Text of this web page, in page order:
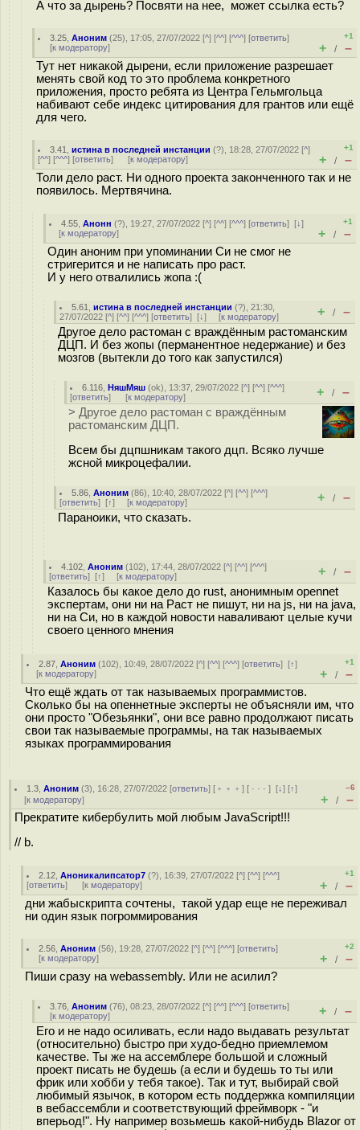
А что за дырень? Посвяти на нее, может ссылка есть?
3.25 ,Аноним (25), 17:05, 27/07/2022 [^] [^^] [^^^] [ответить]
[к модератору]
+1
+ / –
Тут нет никакой дырени, если приложение разрешает
менять свой код то это проблема конкретного
приложения, просто ребята из Центра Гельмгольца
набивают себе индекс цитирования для грантов или ещё
для чего.
3.41 ,истина в последней инстанции (?), 18:28, 27/07/2022 [^]
[^^] [^^^] [ответить] [к модератору]
+1
+ / –
Толи дело раст. Ни одного проекта законченного так и не
появилось. Мертвячина.
4.55 ,Анонн (?), 19:27, 27/07/2022 [^] [^^] [^^^] [ответить][↓]
[к модератору]
+1
+ / –
Один аноним при упоминании Си не смог не
стригерится и не написать про раст.
И у него отвалились жoпа :(
5.61 ,истина в последней инстанции (?), 21:30,
27/07/2022 [^] [^^] [^^^] [ответить] [↓] [к модератору] + / –
Другое дело растоман с враждённым растоманским
ДЦП. И без жопы (перманентное недержание) и без
мозгов (вытекли до того как запустился)
6.116 ,НяшМяш (ok), 13:37, 29/07/2022 [^] [^^] [^^^]
[ответить] [к модератору] + / –
> Другое дело растоман с враждённым
растоманским ДЦП.
Всем бы дцпшникам такого дцп. Всяко лучше
жсной микроцефалии.
5.86 ,Аноним (86), 10:40, 28/07/2022 [^] [^^] [^^^]
[ответить] [↑] [к модератору] + / –
Параноики, что сказать.
4.102 ,Аноним (102), 17:44, 28/07/2022 [^] [^^] [^^^]
[ответить] [↑] [к модератору] + / –
Казалось бы какое дело до rust, анонимным opennet
экспертам, они ни на Раст не пишут, ни на js, ни на java,
ни на Си, но в каждой новости наваливают целые кучи
своего ценного мнения
2.87 ,Аноним (102), 10:49, 28/07/2022 [^] [^^] [^^^] [ответить][↑]
[к модератору]
+1
+ / –
Что ещё ждать от так называемых программистов.
Сколько бы на опеннетные эксперты не объясняли им, что
они просто "Обезьянки", они все равно продолжают писать
свои так называемые программы, на так называемых
языках программирования
1.3 ,Аноним (3), 16:28, 27/07/2022 [ответить] [ ﹢﹢﹢] [ · · ·][↓] [↑]
[к модератору]
–6
+ / –
Прекратите кибербулить мой любым JavaScript!!!
// b.
2.12 ,Аноникалипсатор7 (?), 16:39, 27/07/2022 [^] [^^] [^^^]
[ответить] [к модератору]
+1
+ / –
дни жабыскрипта сочтены, такой удар еще не переживал
ни один язык погроммирования
2.56 ,Аноним (56), 19:28, 27/07/2022 [^] [^^] [^^^] [ответить]
[к модератору]
+2
+ / –
Пиши сразу на webassembly. Или не асилил?
3.76 ,Аноним (76), 08:23, 28/07/2022 [^] [^^] [^^^] [ответить]
[к модератору] + / –
Его и не надо осиливать, если надо выдавать результат
(относительно) быстро при худо-бедно приемлемом
качестве. Ты же на ассемблере большой и сложный
проект писать не будешь (а если и будешь то ты или
фрик или хобби у тебя такое). Так и тут, выбирай свой
любимый язычок, в котором есть поддержка компиляции
в вебассембли и соответствующий фреймворк - "и
вперьод!". Ну например возьмешь какой-нибудь Blazor от